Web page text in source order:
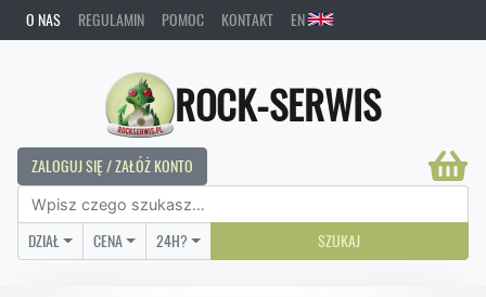
O NAS REGULAMIN POMOC KONTAKT EN
ROCK-SERWIS
ZALOGUJ SIĘ / ZAŁÓŻ KONTO
DZIAŁ CENA 24H? SZUKAJ